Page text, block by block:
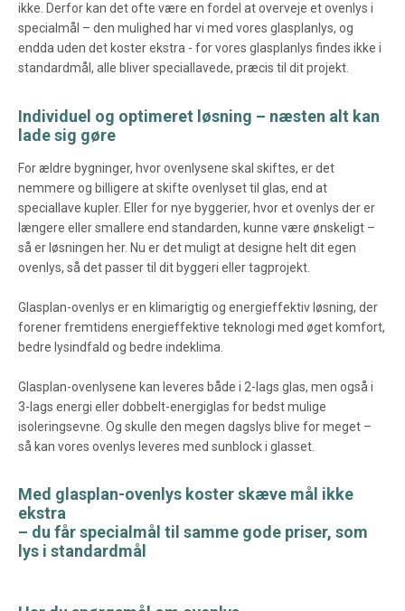
ikke. Derfor kan det ofte være en fordel at overveje et ovenlys i
specialmål – den mulighed har vi med vores glasplanlys, og
endda uden det koster ekstra - for vores glasplanlys findes ikke i
standardmål, alle bliver speciallavede, præcis til dit projekt.
Individuel og optimeret løsning – næsten alt kan
lade sig gøre
For ældre bygninger, hvor ovenlysene skal skiftes, er det
nemmere og billigere at skifte ovenlyset til glas, end at
speciallave kupler. Eller for nye byggerier, hvor et ovenlys der er
længere eller smallere end standarden, kunne være ønskeligt –
så er løsningen her. Nu er det muligt at designe helt dit egen
ovenlys, så det passer til dit byggeri eller tagprojekt.
Glasplan-ovenlys er en klimarigtig og energieffektiv løsning, der
forener fremtidens energieffektive teknologi med øget komfort,
bedre lysindfald og bedre indeklima.
Glasplan-ovenlysene kan leveres både i 2-lags glas, men også i
3-lags energi eller dobbelt-energiglas for bedst mulige
isoleringsevne. Og skulle den megen dagslys blive for meget –
så kan vores ovenlys leveres med sunblock i glasset.
Med glasplan-ovenlys koster skæve mål ikke
ekstra
– du får specialmål til samme gode priser, som
lys i standardmål